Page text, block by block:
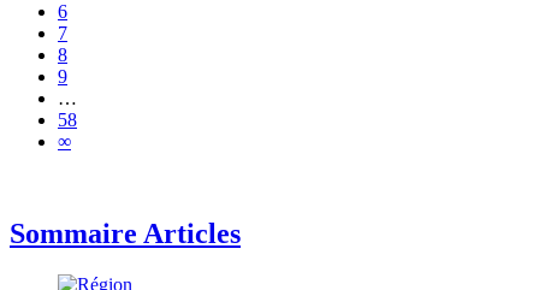
6
7
8
9
…
58
∞
Sommaire Articles